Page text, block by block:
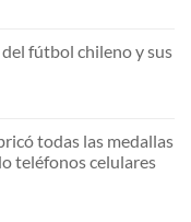
fútbol chileno y sus
todas las medallas
teléfonos celulares